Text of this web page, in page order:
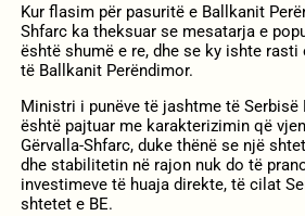
Kur flasim për pasuritë e Ballkanit
Shfarc ka theksuar se mesatarja e
është shumë e re, dhe se ky ishte
të Ballkanit Perëndimor.
Ministri i punëve të jashtme të
është pajtuar me karakterizimin që
Gërvalla-Shfarc, duke thënë se një
dhe stabilitetin në rajon nuk do të
investimeve të huaja direkte, të cilat
shtetet e BE.